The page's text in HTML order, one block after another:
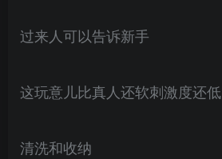
过来人可以告诉新手
这玩意儿比真人还软刺激度还低
清洗和收纳